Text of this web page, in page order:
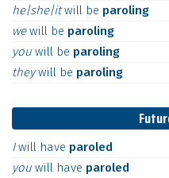
he|she|itwill be paroling
wewill be paroling
you will be paroling
theywill be paroling
Iwill have paroled
you will have paroled